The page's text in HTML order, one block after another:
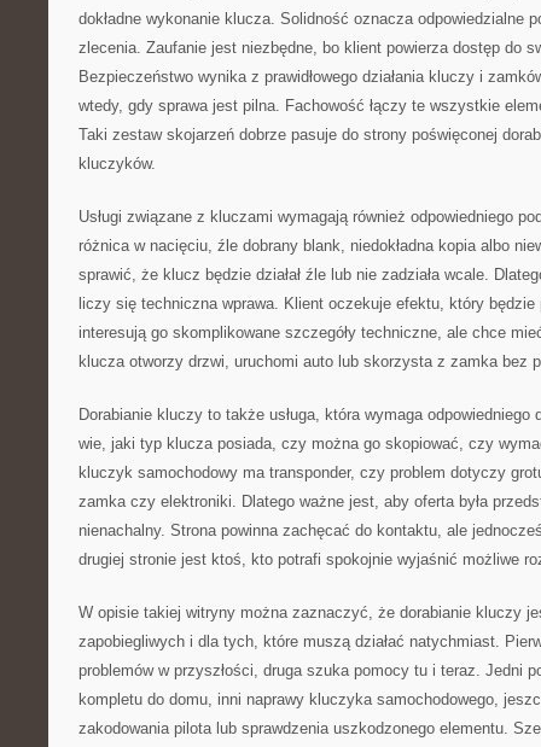
dokładne wykonanie klucza. Solidność oznacza odpowiedzialne
zlecenia. Zaufanie jest niezbędne, bo klient powierza dostęp do
Bezpieczeństwo wynika z prawidłowego działania kluczy i
wtedy, gdy sprawa jest pilna. Fachowość łączy te wszystkie
Taki zestaw skojarzeń dobrze pasuje do strony poświęconej
kluczyków.
Usługi związane z kluczami wymagają również odpowiedniego
różnica w nacięciu, źle dobrany blank, niedokładna kopia albo
sprawić, że klucz będzie działał źle lub nie zadziała wcale.
liczy się techniczna wprawa. Klient oczekuje efektu, który będzie
interesują go skomplikowane szczegóły techniczne, ale chce
klucza otworzy drzwi, uruchomi auto lub skorzysta z zamka bez
Dorabianie kluczy to także usługa, która wymaga
wie, jaki typ klucza posiada, czy można go skopiować, czy
kluczyk samochodowy ma transponder, czy problem dotyczy
zamka czy elektroniki. Dlatego ważne jest, aby oferta była
nienachalny. Strona powinna zachęcać do kontaktu, ale
drugiej stronie jest ktoś, kto potrafi spokojnie wyjaśnić możliwe
W opisie takiej witryny można zaznaczyć, że dorabianie kluczy
zapobiegliwych i dla tych, które muszą działać natychmiast.
problemów w przyszłości, druga szuka pomocy tu i teraz. Jedni
kompletu do domu, inni naprawy kluczyka samochodowego,
zakodowania pilota lub sprawdzenia uszkodzonego elementu.